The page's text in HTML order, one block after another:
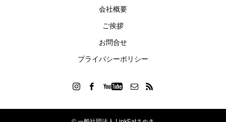
会社概要
ご挨拶
お問合せ
プライバシーポリシー